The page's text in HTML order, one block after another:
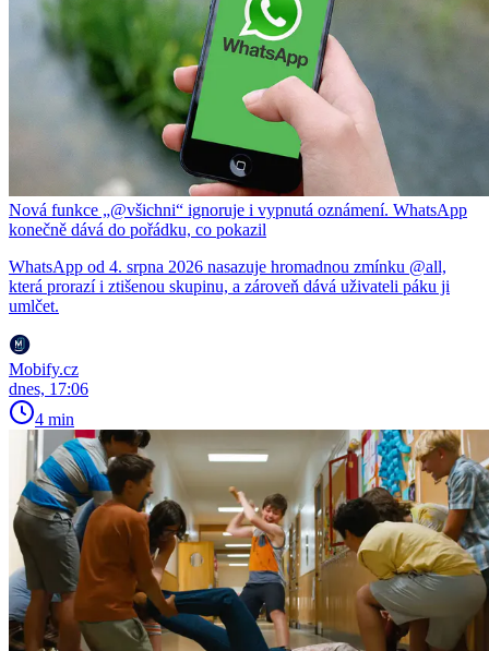
Nová funkce „@všichni“ ignoruje i vypnutá oznámení. WhatsApp
konečně dává do pořádku, co pokazil
WhatsApp od 4. srpna 2026 nasazuje hromadnou zmínku @all,
která prorazí i ztišenou skupinu, a zároveň dává uživateli páku ji
umlčet.
Mobify.cz
dnes, 17:06
4 min